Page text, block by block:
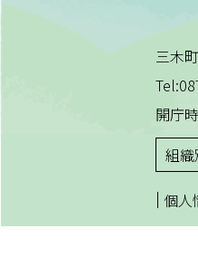
三木
開庁
組
| 個人